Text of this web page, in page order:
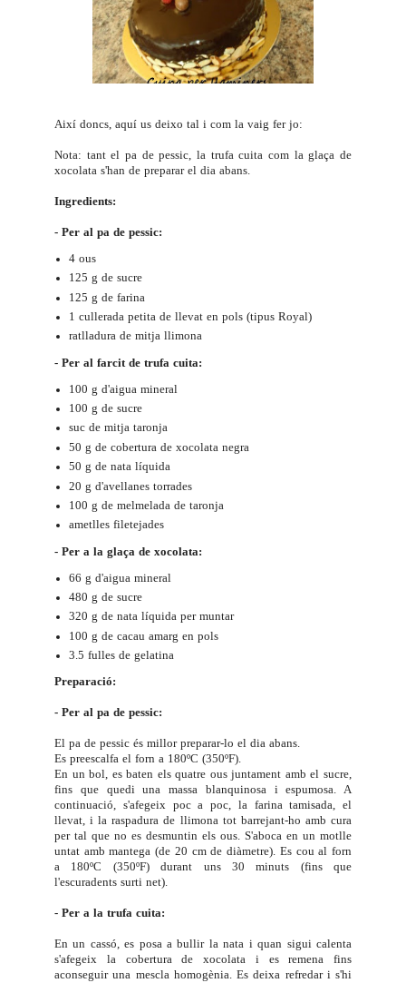
Així doncs, aquí us deixo tal i com la vaig fer jo:
Nota: tant el pa de pessic, la trufa cuita com la glaça de
xocolata s'han de preparar el dia abans.
Ingredients:
- Per al pa de pessic:
4 ous
125 g de sucre
125 g de farina
1 cullerada petita de llevat en pols (tipus Royal)
ratlladura de mitja llimona
- Per al farcit de trufa cuita:
100 g d'aigua mineral
100 g de sucre
suc de mitja taronja
50 g de cobertura de xocolata negra
50 g de nata líquida
20 g d'avellanes torrades
100 g de melmelada de taronja
ametlles filetejades
- Per a la glaça de xocolata:
66 g d'aigua mineral
480 g de sucre
320 g de nata líquida per muntar
100 g de cacau amarg en pols
3.5 fulles de gelatina
Preparació:
- Per al pa de pessic:
El pa de pessic és millor preparar-lo el dia abans.
Es preescalfa el forn a 180ºC (350ºF).
En un bol, es baten els quatre ous juntament amb el sucre,
fins que quedi una massa blanquinosa i espumosa. A
continuació, s'afegeix poc a poc, la farina tamisada, el
llevat, i la raspadura de llimona tot barrejant-ho amb cura
per tal que no es desmuntin els ous. S'aboca en un motlle
untat amb mantega (de 20 cm de diàmetre). Es cou al forn
a 180ºC (350ºF) durant uns 30 minuts (fins que
l'escuradents surti net).
- Per a la trufa cuita:
En un cassó, es posa a bullir la nata i quan sigui calenta
s'afegeix la cobertura de xocolata i es remena fins
aconseguir una mescla homogènia. Es deixa refredar i s'hi